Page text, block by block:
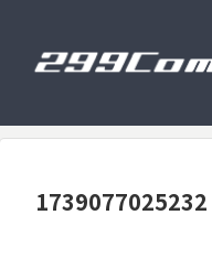
1739077025232